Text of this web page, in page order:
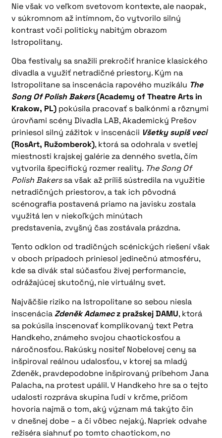
Nie však vo veľkom svetovom kontexte, ale naopak,
v súkromnom až intímnom, čo vytvorilo silný
kontrast voči politicky nabitým obrazom
Istropolitany.
Oba festivaly sa snažili prekročiť hranice klasického
divadla a využiť netradičné priestory. Kým na
Istropolitane sa inscenácia rapového muzikálu The
Song Of Polish Bakers(Academy of Theatre Arts in
Krakow, PL) pokúsila pracovať s balkónmi a rôznymi
úrovňami scény Divadla LAB, Akademický Prešov
priniesol silný zážitok v inscenácii Všetky supiš veci
(RosArt, Ružomberok), ktorá sa odohrala v svetlej
miestnosti krajskej galérie za denného svetla, čím
vytvorila špecifický rozmer reality. The Song Of
Polish Bakerssa však až príliš sústredila na využitie
netradičných priestorov, a tak ich pôvodná
scénografia postavená priamo na javisku zostala
využitá len v niekoľkých minútach
predstavenia, zvyšný čas zostávala prázdna.
Tento odklon od tradičných scénických riešení však
v oboch prípadoch priniesol jedinečnú atmosféru,
kde sa divák stal súčasťou živej performancie,
odrážajúcej skutočný, nie virtuálny svet.
Najväčšie riziko na Istropolitane so sebou niesla
inscenáciaZdeněk Adamecz pražskej DAMU, ktorá
sa pokúsila inscenovať komplikovaný text Petra
Handkeho, známeho svojou chaotickosťou a
náročnosťou. Rakúsky nositeľ Nobelovej ceny sa
inšpiroval reálnou udalosťou, v ktorej sa mladý
Zdeněk, pravdepodobne inšpirovaný príbehom Jana
Palacha, na protest upálil. V Handkeho hre sa o tejto
udalosti rozpráva skupina ľudí v krčme, pričom
hovoria najmä o tom, aký význam má takýto čin
v dnešnej dobe – a či vôbec nejaký. Napriek odvahe
režiséra siahnuť po tomto chaotickom, no